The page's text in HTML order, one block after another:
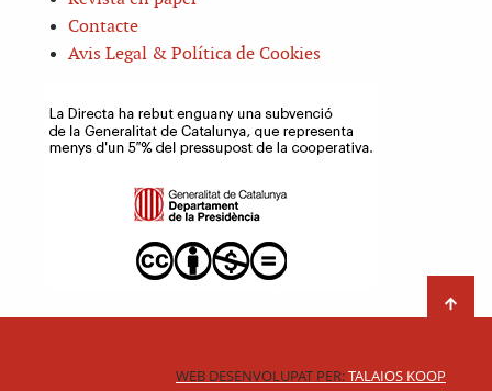
Contacte
Avis Legal & Política de Cookies
WEB DESENVOLUPAT PER:TALAIOS KOOP